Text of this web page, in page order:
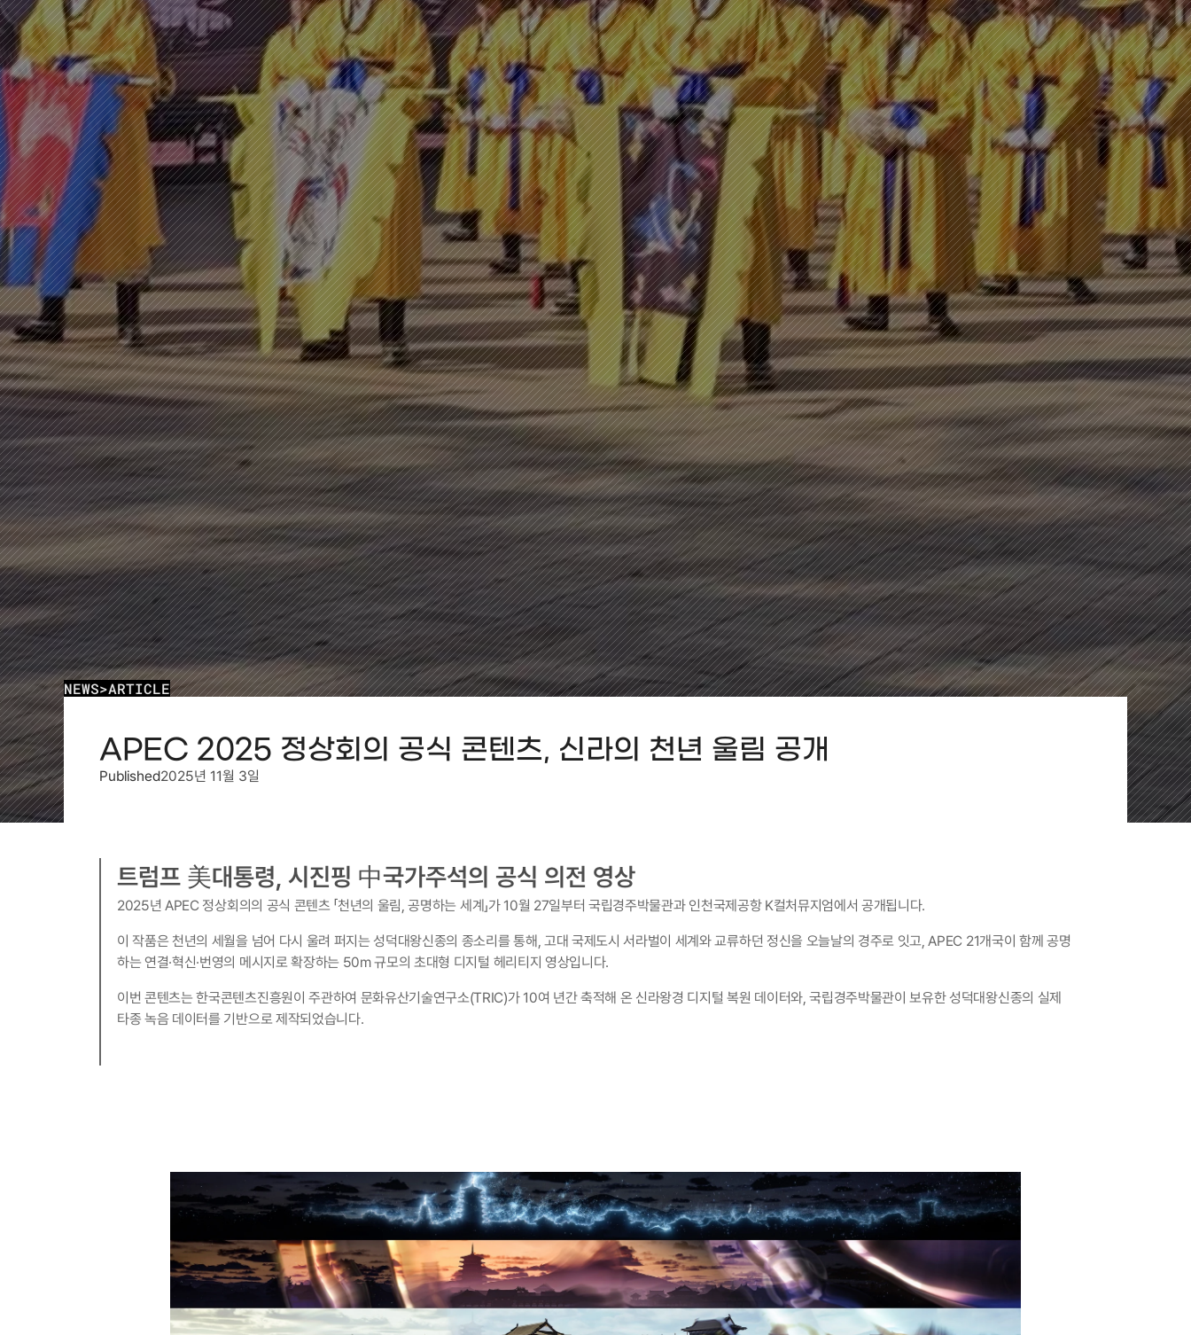
NEWS>ARTICLE
APEC 2025 정상회의 공식 콘텐츠, 신라의 천년 울림 공개
Published2025년 11월 3일
트럼프 美대통령, 시진핑 中국가주석의 공식 의전 영상
2025년 APEC 정상회의의 공식 콘텐츠 「천년의 울림, 공명하는 세계」가 10월 27일부터 국립경주박물관과 인천국제공항 K컬처뮤지엄에서 공개됩니다.
이 작품은 천년의 세월을 넘어 다시 울려 퍼지는 성덕대왕신종의 종소리를 통해, 고대 국제도시 서라벌이 세계와 교류하던 정신을 오늘날의 경주로 잇고, APEC 21개국이 함께 공명
하는 연결·혁신·번영의 메시지로 확장하는 50m 규모의 초대형 디지털 헤리티지 영상입니다.
이번 콘텐츠는 한국콘텐츠진흥원이 주관하여 문화유산기술연구소(TRIC)가 10여 년간 축적해 온 신라왕경 디지털 복원 데이터와, 국립경주박물관이 보유한 성덕대왕신종의 실제
타종 녹음 데이터를 기반으로 제작되었습니다.